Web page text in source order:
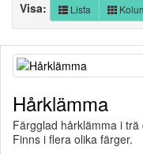
Visa: Lista
Hårklämma
Färgglad hårklämma i trä
Finns i flera olika färger.